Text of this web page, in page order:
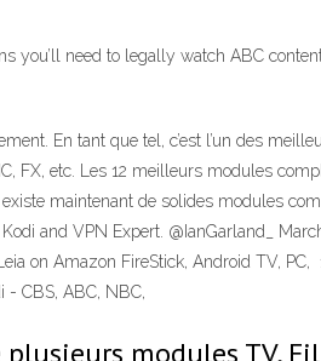
need to legally watch ABC
En tant que tel, c’est l’un des
FX, etc. Les 12 meilleurs modules
maintenant de solides modules
and VPN Expert. @IanGarland_
on Amazon FireStick, Android TV,
CBS, ABC, NBC,
modules TV,